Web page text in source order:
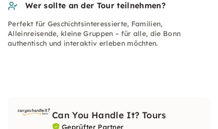
Wer sollte an der Tour teilnehmen?
Perfekt für Geschichtsinteressierte, Familien,
Alleinreisende, kleine Gruppen – für alle, die Bonn
authentisch und interaktiv erleben möchten.
Can You Handle It? Tours
Geprüfter Partner